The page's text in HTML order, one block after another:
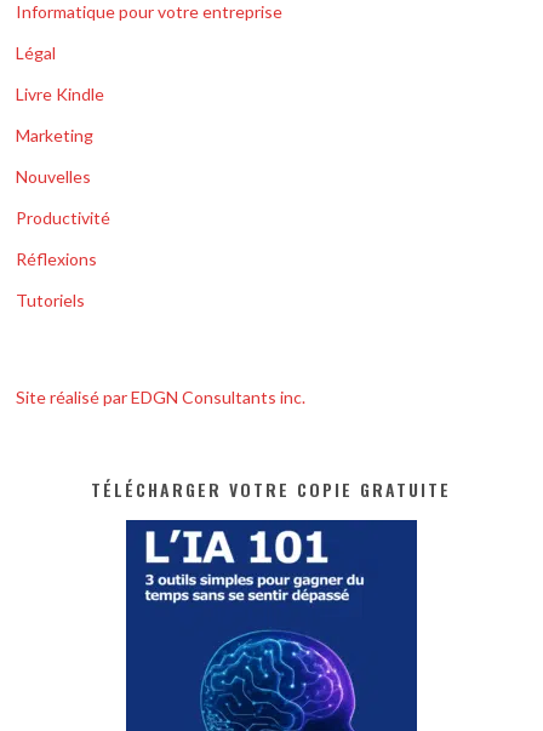
Informatique pour votre entreprise
Légal
Livre Kindle
Marketing
Nouvelles
Productivité
Réflexions
Tutoriels
Site réalisé par EDGN Consultants inc.
TÉLÉCHARGER VOTRE COPIE GRATUITE